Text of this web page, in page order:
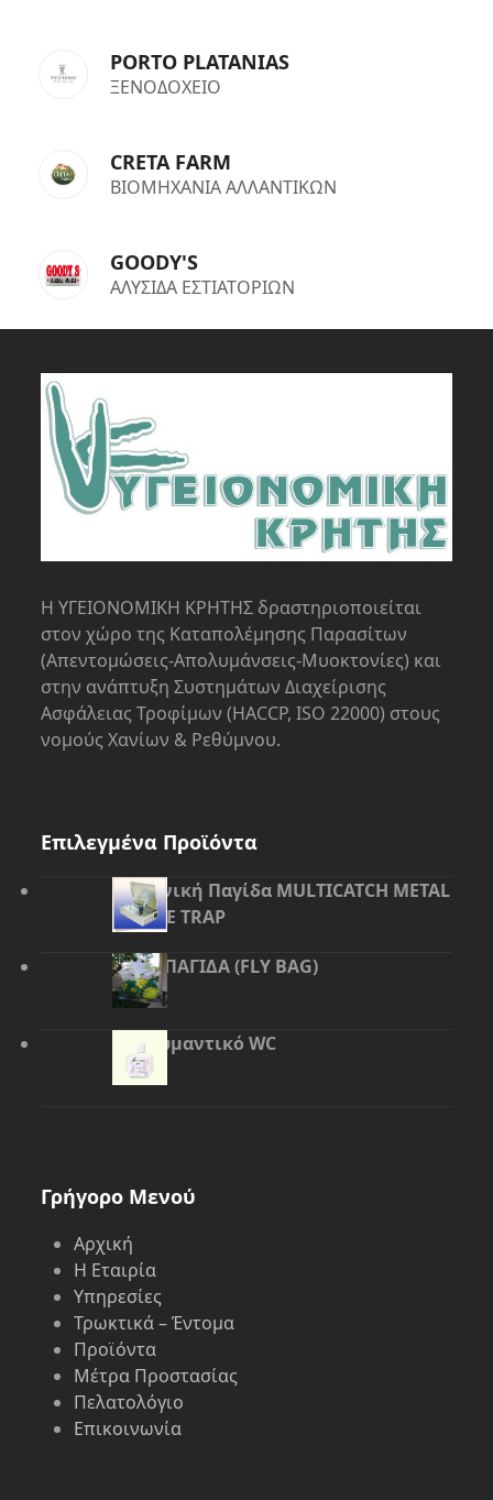
PORTO PLATANIAS
ΞΕΝΟΔΟΧΕΙΟ
CRETA FARM
ΒΙΟΜΗΧΑΝΙΑ ΑΛΛΑΝΤΙΚΩΝ
GOODY'S
ΑΛΥΣΙΔΑ ΕΣΤΙΑΤΟΡΙΩΝ
Η ΥΓΕΙΟΝΟΜΙΚΗ ΚΡΗΤΗΣ δραστηριοποιείται
στον χώρο της Kαταπολέμησης Παρασίτων
(Απεντομώσεις-Απολυμάνσεις-Μυοκτονίες) και
στην ανάπτυξη Συστημάτων Διαχείρισης
Ασφάλειας Τροφίμων (HACCP, ISO 22000) στους
νομούς Χανίων & Ρεθύμνου.
Επιλεγμένα Προϊόντα
Μηχανική Παγίδα MULTICATCH METAL
MOUSE TRAP
ΜΥΓΟΠΑΓΙΔΑ (FLY BAG)
Απολυμαντικό WC
Γρήγορο Μενού
Αρχική
Η Εταιρία
Υπηρεσίες
Τρωκτικά – Έντομα
Προϊόντα
Μέτρα Προστασίας
Πελατολόγιο
Επικοινωνία